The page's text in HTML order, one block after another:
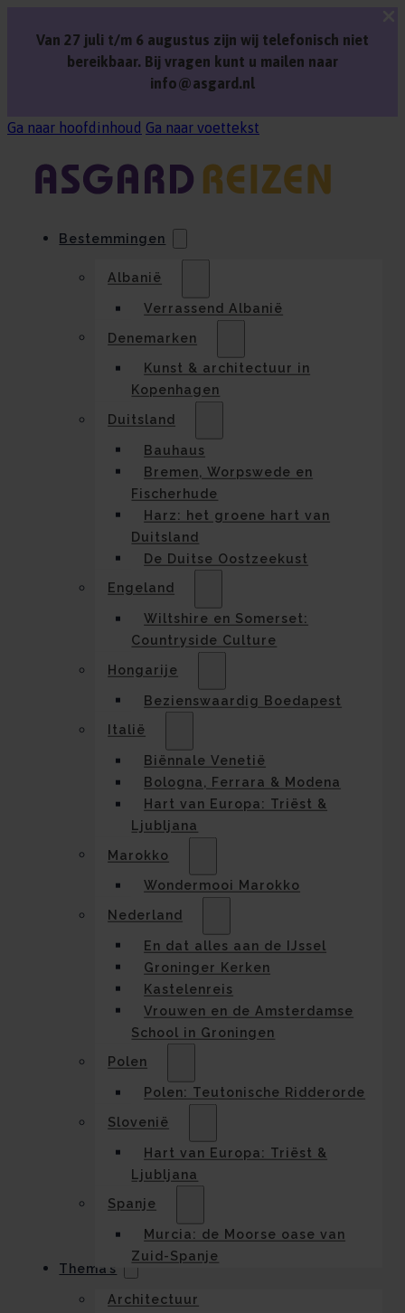
Van 27 juli t/m 6 augustus zijn wij telefonisch niet
bereikbaar. Bij vragen kunt u mailen naar
info@asgard.nl
Ga naar hoofdinhoud Ga naar voettekst
Bestemmingen
Albanië
Verrassend Albanië
Denemarken
Kunst & architectuur in
Kopenhagen
Duitsland
Bauhaus
Bremen, Worpswede en
Fischerhude
Harz: het groene hart van
Duitsland
De Duitse Oostzeekust
Engeland
Wiltshire en Somerset:
Countryside Culture
Hongarije
Bezienswaardig Boedapest
Italië
Biënnale Venetië
Bologna, Ferrara & Modena
Hart van Europa: Triëst &
Ljubljana
Marokko
Wondermooi Marokko
Nederland
En dat alles aan de IJssel
Groninger Kerken
Kastelenreis
Vrouwen en de Amsterdamse
School in Groningen
Polen
Polen: Teutonische Ridderorde
Slovenië
Hart van Europa: Triëst &
Ljubljana
Spanje
Murcia: de Moorse oase van
Zuid-Spanje
Thema’s
Architectuur